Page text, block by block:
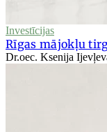
Investīcijas
Rīgas mājokļu
Dr.oec. Ksenija